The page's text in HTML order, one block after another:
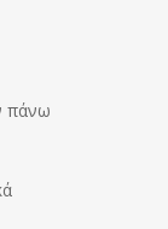
πάνω